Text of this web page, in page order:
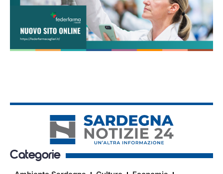
Categorie